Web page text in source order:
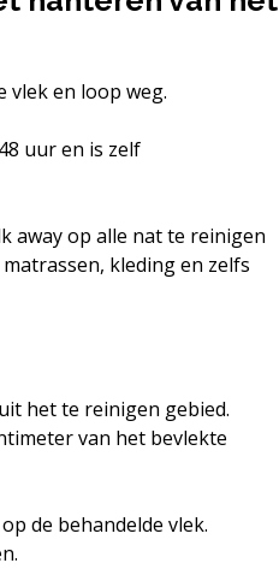
vlek en loop weg.
uur en is zelf
away op alle nat te reinigen
kleding en zelfs
het te reinigen gebied.
van het bevlekte
de behandelde vlek.